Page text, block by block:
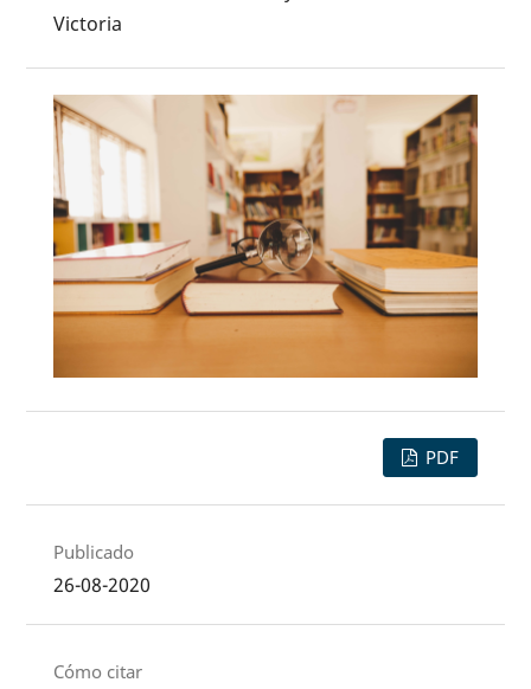
Victoria
PDF
Publicado
26-08-2020
Cómo citar